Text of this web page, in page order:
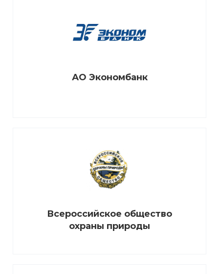
АО Экономбанк
Всероссийское общество
охраны природы